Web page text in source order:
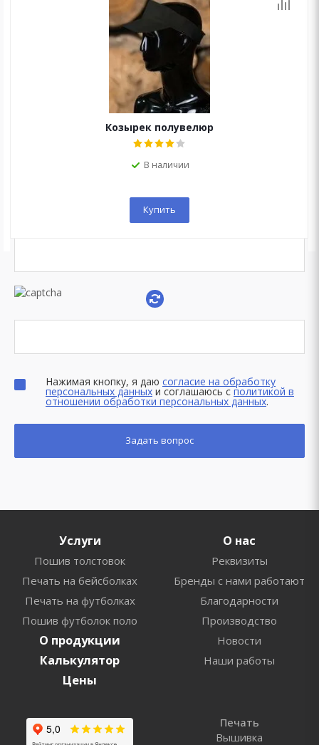
Козырек полувелюр
В наличии
Купить
ОСТАЛИСЬ ВОПРОСЫ?
Мы перезвоним Вам в течение 15 минут!
Нажимая кнопку, я даю согласие на обработку
персональных данных и соглашаюсь сполитикой в
отношении обработки персональных данных.
Услуги
Пошив толстовок
Печать на бейсболках
Печать на футболках
Пошив футболок поло
О продукции
Калькулятор
Цены
О нас
Реквизиты
Бренды с нами работают
Благодарности
Производство
Новости
Наши работы
Печать
Вышивка